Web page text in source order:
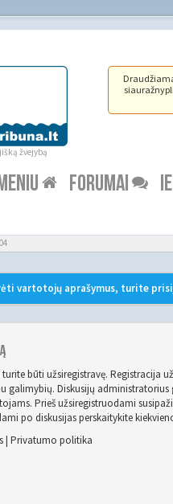
žvejybą
FORUMAI
vartotojų aprašymus, turite
būti užsiregistravę. Registracija
galimybių. Diskusijų
Prieš užsiregistruodami
po diskusijas perskaitykite
| Privatumo politika